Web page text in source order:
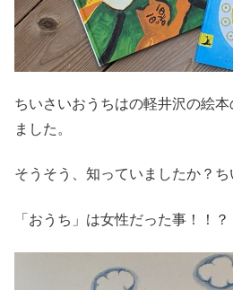
ちいさいおうちはの軽井沢の絵
ました。
そうそう、知っていましたか？
「おうち」は女性だった事！！？